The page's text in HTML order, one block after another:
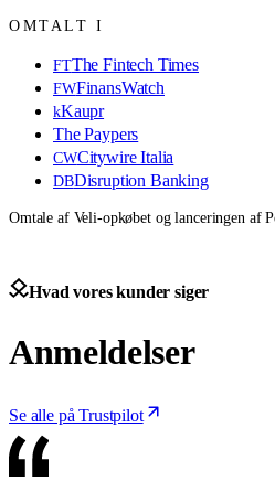
OMTALT I
FTThe Fintech Times
FWFinansWatch
kKaupr
The Paypers
CWCitywire Italia
DBDisruption Banking
Omtale af Veli-opkøbet og lanceringen af
Hvad vores kunder siger
Anmeldelser
Se alle på Trustpilot